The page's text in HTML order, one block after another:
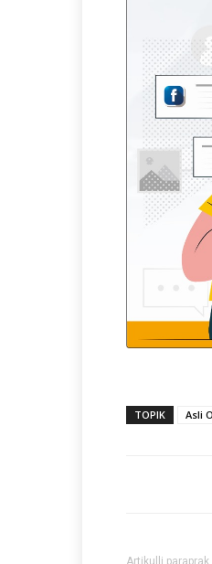
TOPIK Asli
Artikulli paraprak